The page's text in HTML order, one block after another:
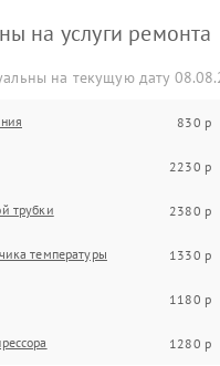
на услуги ремонта
на текущую дату
830 р
2230 р
трубки 2380 р
температуры 1330 р
1180 р
1280 р